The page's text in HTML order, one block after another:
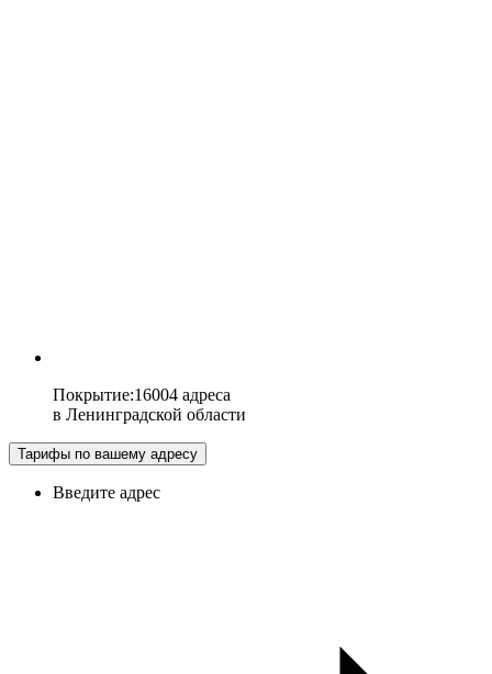
Покрытие:16004 адреса
в Ленинградской области
Тарифы по вашему адресу
Введите адрес